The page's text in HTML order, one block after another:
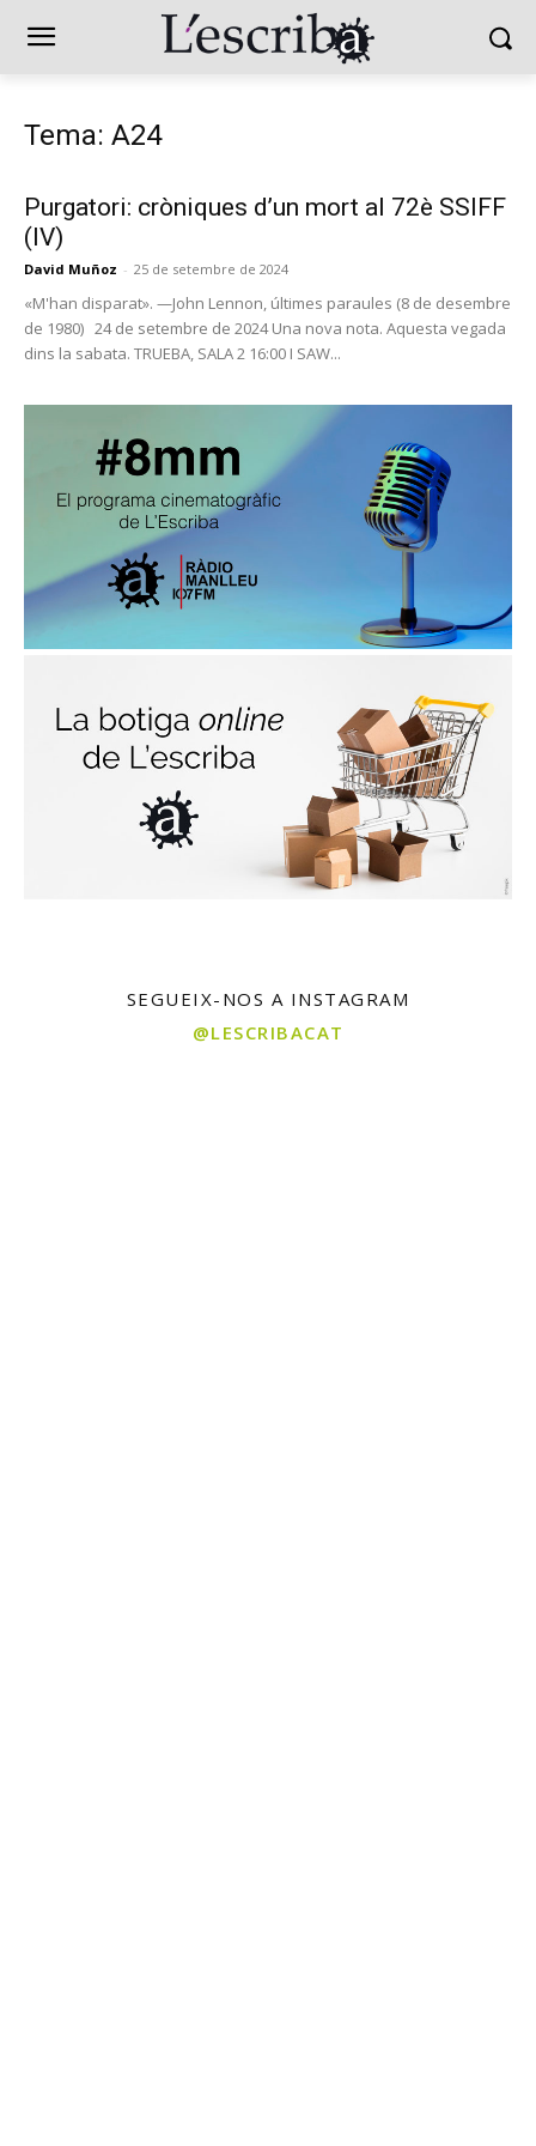
Tema: A24
Purgatori: cròniques d’un mort al 72è SSIFF
(IV)
David Muñoz - 25 de setembre de 2024
«M'han disparat». —John Lennon, últimes paraules (8 de desembre
de 1980) 24 de setembre de 2024 Una nova nota. Aquesta vegada
dins la sabata. TRUEBA, SALA 2 16:00 I SAW...
SEGUEIX-NOS A INSTAGRAM
@LESCRIBACAT